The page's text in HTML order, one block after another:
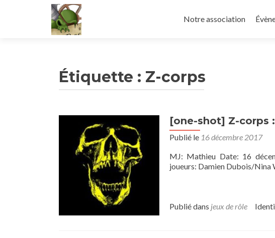
au
Notre association
Étiquette : Z-corps
[one-shot] Z-corps
Publié le 16 décembre 2017
MJ: Mathieu Date: 16
joueurs: Damien Dubois/
Publié dans jeux de rôle